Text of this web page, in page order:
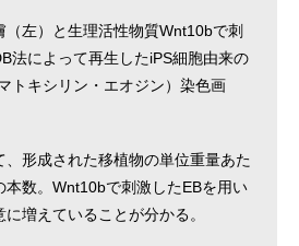
左）と生理活性物質Wnt10bで刺
法によって再生したiPS細胞由来の
トキシリン・エオジン）染色画
形成された移植物の単位重量あた
本数。Wnt10bで刺激したEBを用い
増えていることが分かる。